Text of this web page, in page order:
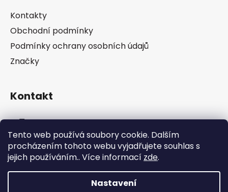
Tento web používá soubory cookie. Dalším
procházením tohoto webu vyjadřujete souhlas s
jejich používáním.. Více informací zde.
Nastavení
Kontakty
Obchodní podmínky
Podmínky ochrany osobních údajů
Značky
Kontakt
info@pip-zevl.cz
605 871 228